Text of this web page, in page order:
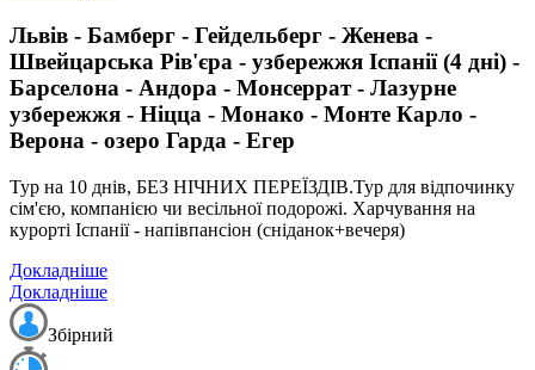
Львів - Бамберг - Гейдельберг - Женева -
Швейцарська Рів'єра - узбережжя Іспанії (4 дні) -
Барселона - Андора - Монсеррат - Лазурне
узбережжя - Ніцца - Монако - Монте Карло -
Верона - озеро Гарда - Егер
Тур на 10 днів, БЕЗ НІЧНИХ ПЕРЕЇЗДІВ.Тур для відпочинку
сім'єю, компанією чи весільної подорожі. Харчування на
курорті Іспанії - напівпансіон (сніданок+вечеря)
Докладніше
Докладніше
Збірний